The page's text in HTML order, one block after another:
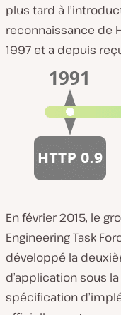
plus tard à
reconnaissance de
1997 et a depuis
En février 2015, le
Engineering Task
développé la
d’application sous
spécification